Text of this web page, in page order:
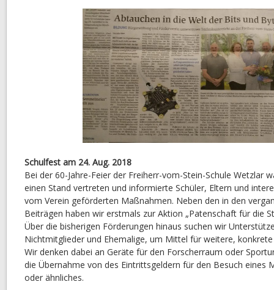
Schulfest am 24. Aug. 2018
Bei der 60-Jahre-Feier der Freiherr-vom-Stein-Schule Wetzlar
einen Stand vertreten und informierte Schüler, Eltern und
vom Verein geförderten Maßnahmen. Neben den in den
Beiträgen haben wir erstmals zur Aktion „Patenschaft für die
Über die bisherigen Förderungen hinaus suchen wir
Nichtmitglieder und Ehemalige, um Mittel für weitere,
Wir denken dabei an Geräte für den Forscherraum oder
die Übernahme von des Eintrittsgeldern für den Besuch eines
oder ähnliches.